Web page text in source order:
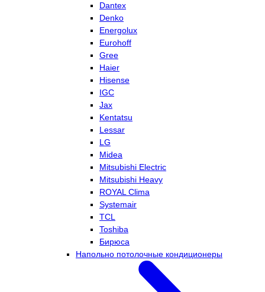
Dantex
Denko
Energolux
Eurohoff
Gree
Haier
Hisense
IGC
Jax
Kentatsu
Lessar
LG
Midea
Mitsubishi Electric
Mitsubishi Heavy
ROYAL Clima
Systemair
TCL
Toshiba
Бирюса
Напольно потолочные кондиционеры